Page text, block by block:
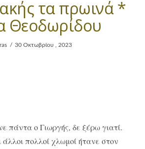
τα πρωινά *
Θεοδωρίδου
30 Οκτωβρίου , 2023
πάντα ο Γιωργής, δε ξέρω γιατί.
πολλοί χλωμοί ήτανε στον